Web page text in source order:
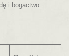
i bogactwo